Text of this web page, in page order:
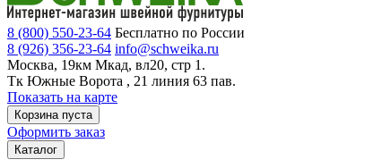
8 (800) 550-23-64 Бесплатно по России
8 (926) 356-23-64 info@schweika.ru
Москва, 19км Мкад, вл20, стр 1.
Тк Южные Ворота , 21 линия 63 пав.
Показать на карте
Корзина пуста
Оформить заказ
Каталог